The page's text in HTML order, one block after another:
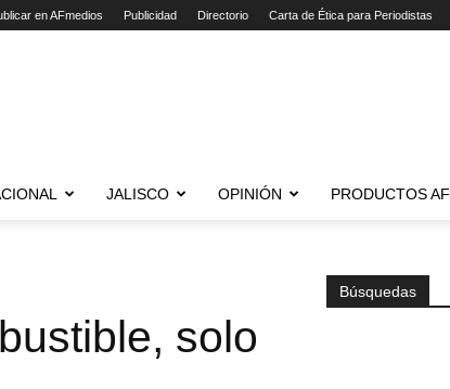
en AFmedios Publicidad Directorio Carta de Ética para Periodistas
JALISCO OPINIÓN PRODUCTOS AF
solo
Búsquedas